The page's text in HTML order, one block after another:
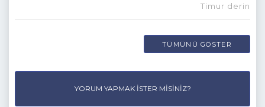
Timur derin
TÜMÜNÜ GÖSTER
YORUM YAPMAK İSTER MISINIZ?